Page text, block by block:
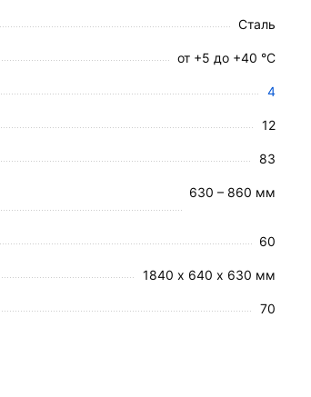
Сталь
от +5 до +40 °C
4
12
83
630 – 860 мм
60
1840 х 640 х 630 мм
70